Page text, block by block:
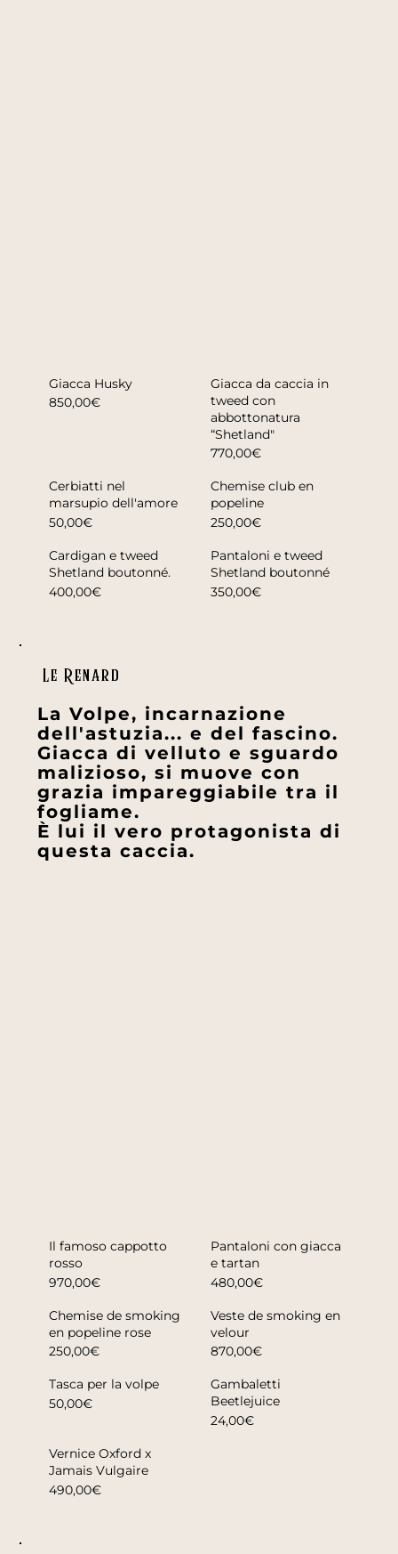
Giacca Husky
850,00€
Giacca da caccia in
tweed con
abbottonatura
“Shetland"
770,00€
Cerbiatti nel
marsupio dell'amore
50,00€
Chemise club en
popeline
250,00€
Cardigan e tweed
Shetland boutonné.
400,00€
Pantaloni e tweed
Shetland boutonné
350,00€
Il famoso cappotto
rosso
970,00€
Pantaloni con giacca
e tartan
480,00€
Chemise de smoking
en popeline rose
250,00€
Veste de smoking en
velour
870,00€
Tasca per la volpe
50,00€
Gambaletti
Beetlejuice
24,00€
Vernice Oxford x
Jamais Vulgaire
490,00€
Le Renard
La Volpe, incarnazione
dell'astuzia... e del fascino.
Giacca di velluto e sguardo
malizioso, si muove con
grazia impareggiabile tra il
fogliame.
È lui il vero protagonista di
questa caccia.